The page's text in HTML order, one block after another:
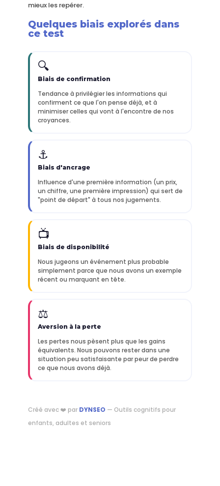
mieux les repérer.
Quelques biais explorés dans
ce test
🔍
Biais de confirmation
Tendance à privilégier les informations qui
confirment ce que l'on pense déjà, et à
minimiser celles qui vont à l'encontre de nos
croyances.
⚓
Biais d'ancrage
Influence d'une première information (un prix,
un chiffre, une première impression) qui sert de
"point de départ" à tous nos jugements.
📺
Biais de disponibilité
Nous jugeons un événement plus probable
simplement parce que nous avons un exemple
récent ou marquant en tête.
⚖️
Aversion à la perte
Les pertes nous pèsent plus que les gains
équivalents. Nous pouvons rester dans une
situation peu satisfaisante par peur de perdre
ce que nous avons déjà.
Créé avec ❤️ par DYNSEO — Outils cognitifs pour
enfants, adultes et seniors